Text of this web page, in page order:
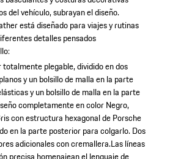
del vehículo, subrayan el diseño.
está diseñado para viajes y rutinas
detalles pensados
plegable, dividido en dos
y un bolsillo de malla en la parte
y un bolsillo de malla en la parte
completamente en color Negro,
con estructura hexagonal de Porsche
en la parte posterior para colgarlo. Dos
adicionales con cremallera.Las líneas